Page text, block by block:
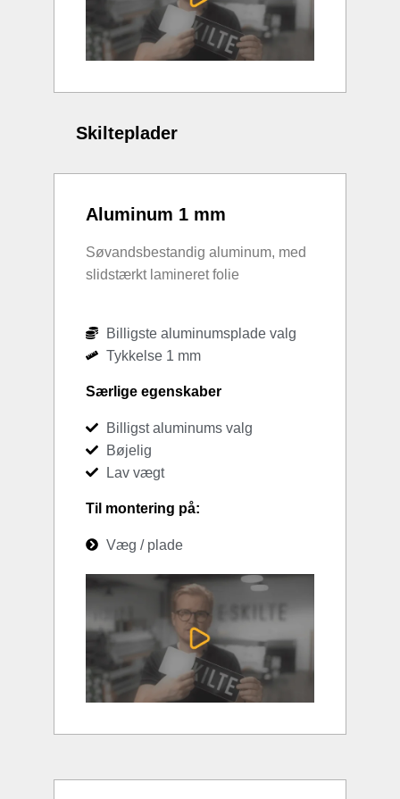
Skilteplader
Aluminum 1 mm
Søvandsbestandig aluminum, med
slidstærkt lamineret folie
Billigste aluminumsplade valg
Tykkelse 1 mm
Særlige egenskaber
Billigst aluminums valg
Bøjelig
Lav vægt
Til montering på:
Væg / plade